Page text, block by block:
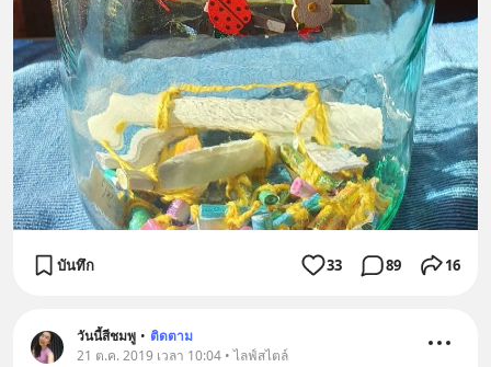
บันทึก 33 89 16
วันนี้สีชมพู • ติดตาม
21 ต.ค. 2019 เวลา 10:04 • ไลฟ์สไตล์